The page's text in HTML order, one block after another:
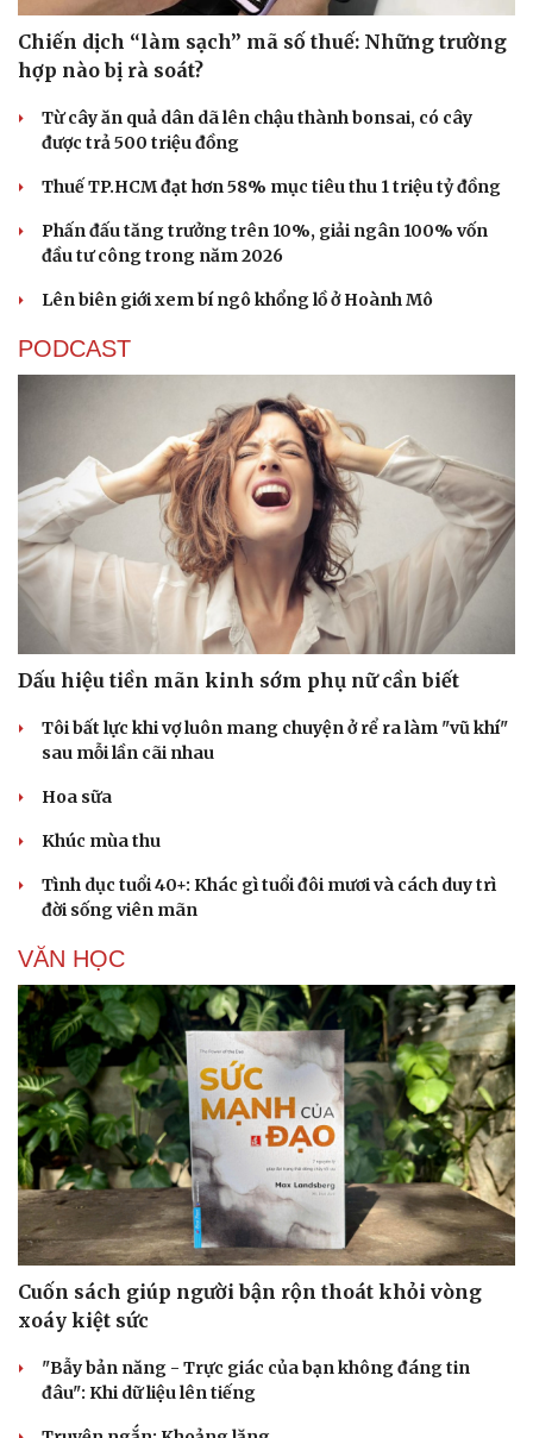
Chiến dịch “làm sạch” mã số thuế: Những trường
hợp nào bị rà soát?
Từ cây ăn quả dân dã lên chậu thành bonsai, có cây
được trả 500 triệu đồng
Thuế TP.HCM đạt hơn 58% mục tiêu thu 1 triệu tỷ đồng
Phấn đấu tăng trưởng trên 10%, giải ngân 100% vốn
đầu tư công trong năm 2026
Lên biên giới xem bí ngô khổng lồ ở Hoành Mô
PODCAST
Dấu hiệu tiền mãn kinh sớm phụ nữ cần biết
Tôi bất lực khi vợ luôn mang chuyện ở rể ra làm "vũ khí"
sau mỗi lần cãi nhau
Hoa sữa
Khúc mùa thu
Tình dục tuổi 40+: Khác gì tuổi đôi mươi và cách duy trì
đời sống viên mãn
VĂN HỌC
Cuốn sách giúp người bận rộn thoát khỏi vòng
xoáy kiệt sức
"Bẫy bản năng - Trực giác của bạn không đáng tin
đâu": Khi dữ liệu lên tiếng